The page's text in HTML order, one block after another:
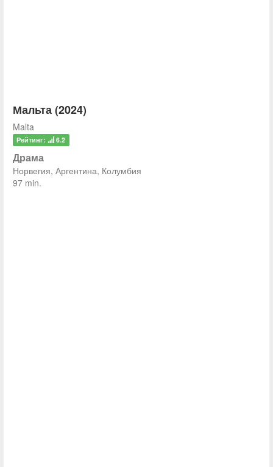
Мальта (2024)
Malta
Рейтинг: 6.2
Драма
Норвегия, Аргентина, Колумбия
97 min.